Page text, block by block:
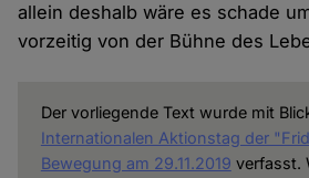
allein deshalb wäre es schade
vorzeitig von der Bühne des
Der vorliegende Text wurde mit
Internationalen Aktionstag der
Bewegung am 29.11.2019 verfasst.